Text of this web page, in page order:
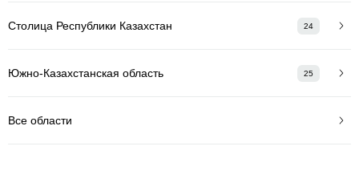
Столица Республики Казахстан 24
Южно-Казахстанская область 25
Все области